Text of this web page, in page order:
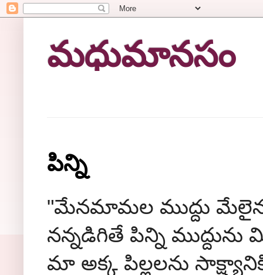
మధుమానసం
పిన్ని
"మేనమామల ముద్దు మేలైన
నన్నడిగితే పిన్ని
మా అక్క పిల్లలను